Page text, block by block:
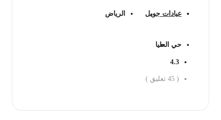
عيادات جويل الرياض
حي العليا
4.3
45 تعليق )